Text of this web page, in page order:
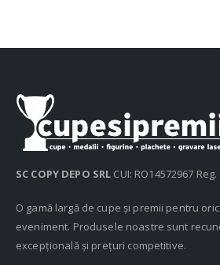
SC COPY DEPO SRL CUI: RO14572967
O gamă largă de cupe și premii pentru
eveniment. Produsele noastre sunt
excepțională și prețuri competitive.